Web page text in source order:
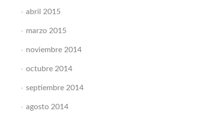
abril 2015
marzo 2015
noviembre 2014
octubre 2014
septiembre 2014
agosto 2014